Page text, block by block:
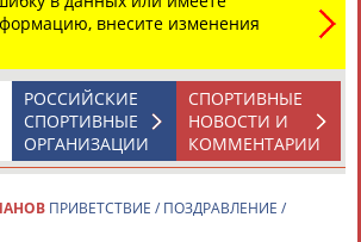
Магомед
АБДУЛКАГИРОВ
Назир
АБДУЛЛАЕВ
ЕЩЁ ПЕРСОНЫ
внесите изменения
СПОРТИВНЫЕ
НОВОСТИ И
КОММЕНТАРИИ
РОССИЙСКИЕ
СПОРТИВНЫЕ
ОРГАНИЗАЦИИ
ПРИВЕТСТВИЕ / ПОЗДРАВЛЕНИЕ /